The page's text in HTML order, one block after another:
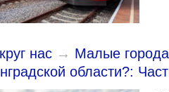
нас → Малые
области?: